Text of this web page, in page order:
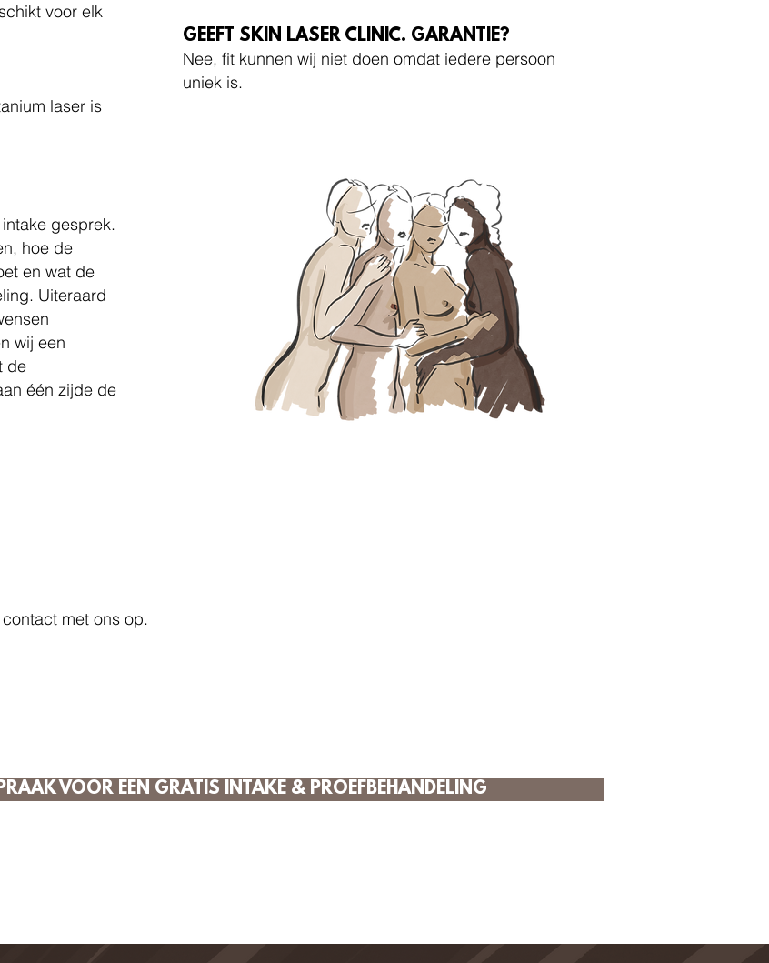
voor elk
laser is
gesprek.
hoe de
en wat de
Uiteraard
wij een
de
één zijde de
GEEFT SKIN LASER CLINIC. GARANTIE?
Nee, fit kunnen wij niet doen omdat iedere persoon
uniek is.
met ons op.
VOOR EEN GRATIS INTAKE & PROEFBEHANDELING